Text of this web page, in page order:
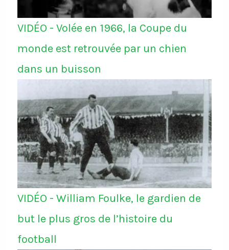
VIDÉO - Volée en 1966, la Coupe du
monde est retrouvée par un chien
dans un buisson
VIDÉO - William Foulke, le gardien de
but le plus gros de l’histoire du
football